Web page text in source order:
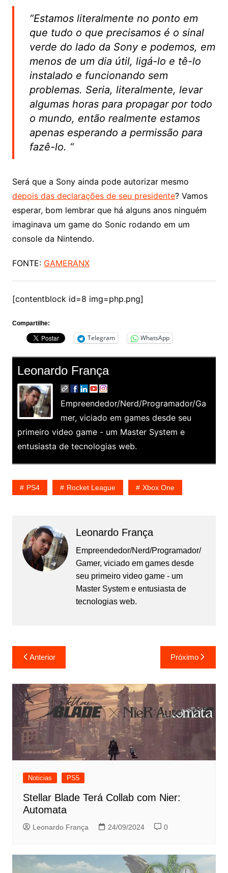
“Estamos literalmente no ponto em
que tudo o que precisamos é o sinal
verde do lado da Sony e podemos, em
menos de um dia útil, ligá-lo e tê-lo
instalado e funcionando sem
problemas. Seria, literalmente, levar
algumas horas para propagar por todo
o mundo, então realmente estamos
apenas esperando a permissão para
fazê-lo. “
Será que a Sony ainda pode autorizar mesmo
depois das declarações de seu presidente? Vamos
esperar, bom lembrar que há alguns anos ninguém
imaginava um game do Sonic rodando em um
console da Nintendo.
FONTE: GAMERANX
[contentblock id=8 img=php.png]
Compartilhe:
Telegram WhatsApp
Leonardo França
Empreendedor/Nerd/Programador/Ga
mer, viciado em games desde seu
primeiro video game - um Master System e
entusiasta de tecnologias web.
PS4 Rocket League Xbox One
Leonardo França
Empreendedor/Nerd/Programador/
Gamer, viciado em games desde
seu primeiro video game - um
Master System e entusiasta de
tecnologias web.
Navegação
de
Post
Anterior Próximo
Noticias PS5
Stellar Blade Terá Collab com Nier:
Automata
Leonardo França 24/09/2024 0